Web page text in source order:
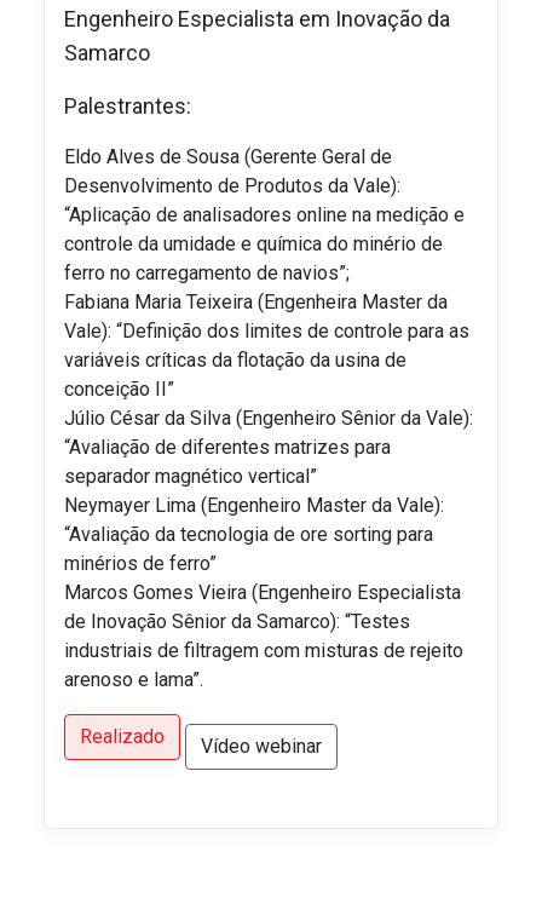
Engenheiro Especialista em Inovação da
Samarco
Palestrantes:
Eldo Alves de Sousa (Gerente Geral de
Desenvolvimento de Produtos da Vale):
“Aplicação de analisadores online na medição e
controle da umidade e química do minério de
ferro no carregamento de navios”;
Fabiana Maria Teixeira (Engenheira Master da
Vale): “Definição dos limites de controle para as
variáveis críticas da flotação da usina de
conceição II”
Júlio César da Silva (Engenheiro Sênior da Vale):
“Avaliação de diferentes matrizes para
separador magnético vertical”
Neymayer Lima (Engenheiro Master da Vale):
“Avaliação da tecnologia de ore sorting para
minérios de ferro”
Marcos Gomes Vieira (Engenheiro Especialista
de Inovação Sênior da Samarco): “Testes
industriais de filtragem com misturas de rejeito
arenoso e lama”.
Realizado Vídeo webinar